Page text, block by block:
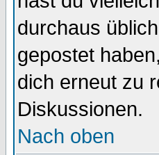
durchaus
gepostet
dich erneut zu
Diskussionen.
Nach oben